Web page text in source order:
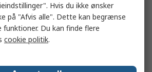
Hvis du ikke ønsker
på "Afvis alle". Dette kan begrænse
funktioner. Du kan finde flere
cookie politik.